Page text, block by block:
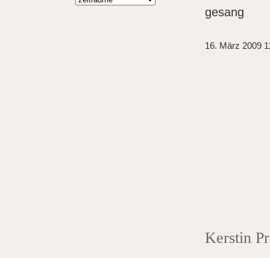
gesang
16. März 2009
Kerstin